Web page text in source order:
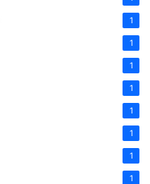
1
1
1
1
1
1
1
1